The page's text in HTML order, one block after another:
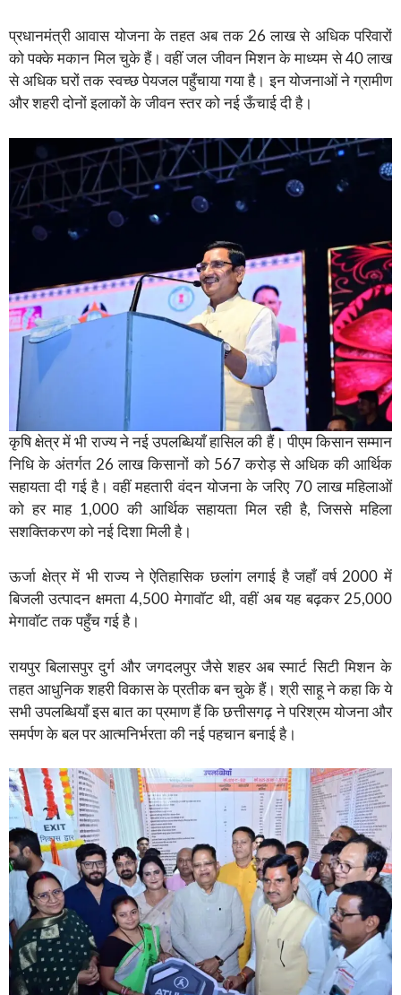
प्रधानमंत्री आवास योजना के तहत अब तक 26 लाख से अधिक परिवारों
को पक्के मकान मिल चुके हैं। वहीं जल जीवन मिशन के माध्यम से 40 लाख
से अधिक घरों तक स्वच्छ पेयजल पहुँचाया गया है। इन योजनाओं ने ग्रामीण
और शहरी दोनों इलाकों के जीवन स्तर को नई ऊँचाई दी है।
कृषि क्षेत्र में भी राज्य ने नई उपलब्धियाँ हासिल की हैं। पीएम किसान सम्मान
निधि के अंतर्गत 26 लाख किसानों को 567 करोड़ से अधिक की आर्थिक
सहायता दी गई है। वहीं महतारी वंदन योजना के जरिए 70 लाख महिलाओं
को हर माह 1,000 की आर्थिक सहायता मिल रही है, जिससे महिला
सशक्तिकरण को नई दिशा मिली है।
ऊर्जा क्षेत्र में भी राज्य ने ऐतिहासिक छलांग लगाई है जहाँ वर्ष 2000 में
बिजली उत्पादन क्षमता 4,500 मेगावॉट थी, वहीं अब यह बढ़कर 25,000
मेगावॉट तक पहुँच गई है।
रायपुर बिलासपुर दुर्ग और जगदलपुर जैसे शहर अब स्मार्ट सिटी मिशन के
तहत आधुनिक शहरी विकास के प्रतीक बन चुके हैं। श्री साहू ने कहा कि ये
सभी उपलब्धियाँ इस बात का प्रमाण हैं कि छत्तीसगढ़ ने परिश्रम योजना और
समर्पण के बल पर आत्मनिर्भरता की नई पहचान बनाई है।